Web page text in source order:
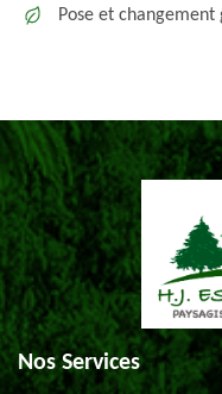
Pose et
Nos Services